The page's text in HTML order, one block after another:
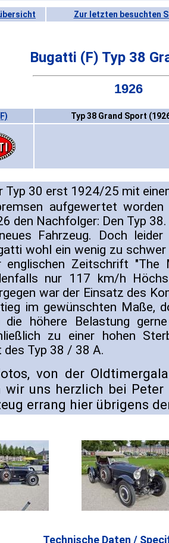
Zur letzten besuchten
Bugatti (F) Typ 38
1926
Typ 38 Grand Sport
Typ 30 erst 1924/25 mit
aufgewertet
den Nachfolger: Den Typ
Fahrzeug. Doch
wohl ein wenig zu
englischen Zeitschrift "The
nur 117 km/h
war der Einsatz des
im gewünschten Maße,
die höhere Belastung
zu einer hohen
des Typ 38 / 38 A.
von der
wir uns herzlich bei Peter
errang hier übrigens
Technische Daten /